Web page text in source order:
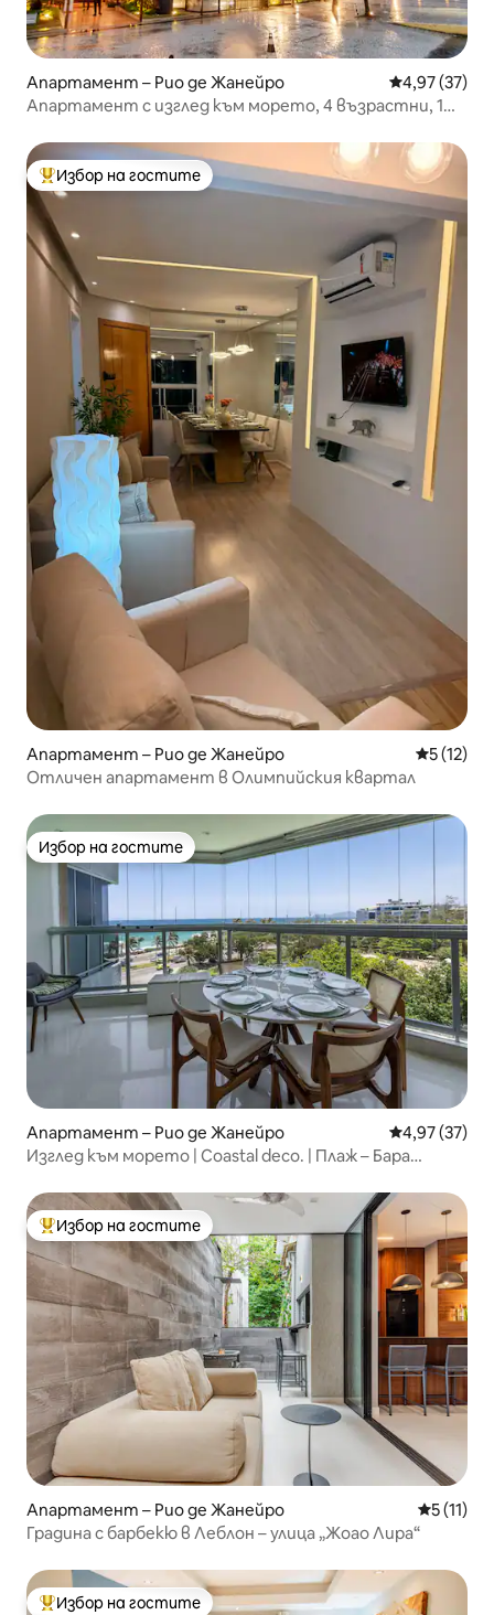
Апартамент – Рио де Жанейро Средна
4,97 (37)
Апартамент с изглед към морето, 4 възрастни, 1
Най-популярен избор на гостите
Избор на гостите
Апартамент – Рио де Жанейро Средна
5 (12)
Отличен апартамент в Олимпийския квартал
Избор на гостите
Избор на гостите
Апартамент – Рио де Жанейро Средна
4,97 (37)
Изглед към морето | Coastal deco. | Плаж – Бара
Най-популярен избор на гостите
Избор на гостите
Апартамент – Рио де Жанейро Средна
5 (11)
Градина с барбекю в Леблон – улица „Жоао Лира“
Избор на гостите